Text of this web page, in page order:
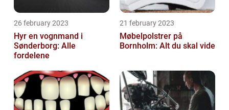
26 february 2023
Hyr en vognmand i
Sønderborg: Alle
fordelene
21 february 2023
Møbelpolstrer på
Bornholm: Alt du skal vide